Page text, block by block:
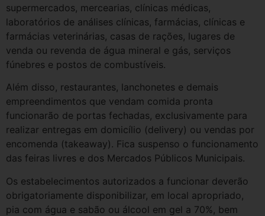
supermercados, mercearias, clínicas médicas,
laboratórios de análises clínicas, farmácias, clínicas e
farmácias veterinárias, casas de rações, lugares de
venda ou revenda de água mineral e gás, serviços
fúnebres e postos de combustíveis.
Além disso, restaurantes, lanchonetes e demais
empreendimentos que vendam comida pronta
funcionarão de portas fechadas, exclusivamente para
realizar entregas em domicílio (delivery) ou vendas por
encomenda (takeaway). Fica suspenso o funcionamento
das feiras livres e dos Mercados Públicos Municipais.
Os estabelecimentos autorizados a funcionar deverão
obrigatoriamente disponibilizar, em local apropriado,
pia com água e sabão ou álcool em gel a 70%, bem